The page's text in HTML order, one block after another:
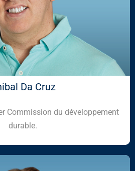
Da Cruz
Commission du développement
durable.